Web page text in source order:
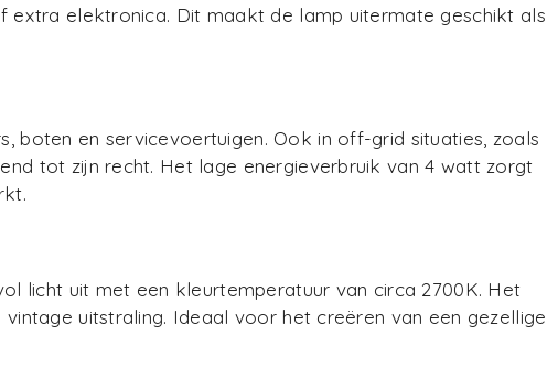
elektronica. Dit maakt de lamp uitermate geschikt als
boten en servicevoertuigen. Ook in off-grid situaties, zoals
tot zijn recht. Het lage energieverbruik van 4 watt zorgt
licht uit met een kleurtemperatuur van circa 2700K. Het
uitstraling. Ideaal voor het creëren van een gezellige